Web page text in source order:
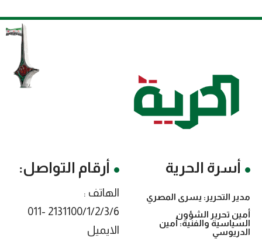
أسرة الحرية
مدير التحرير: يسرى المصري
أمين تحرير الشؤون
السياسية والفنية: أمين
الدريوسي
أرقام التواصل:
الهاتف :
2131100/1/2/3/6 -011
الايميل